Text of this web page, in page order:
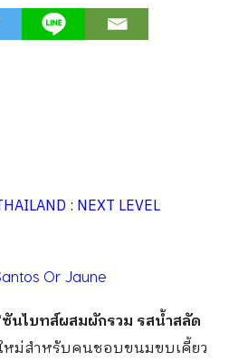
ซันไบทส์ผสมผักรวม รสน้ำสลัด
หม่สำหรับคนชอบขนมขบเคี้ยว